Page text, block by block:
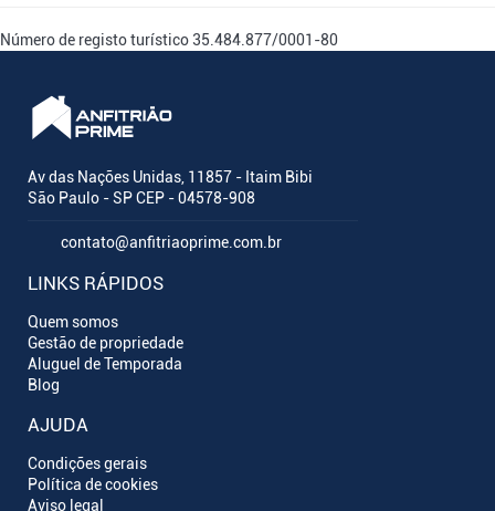
Número de registo turístico 35.484.877/0001-80
Av das Nações Unidas, 11857 - Itaim Bibi
São Paulo - SP CEP - 04578-908
contato@anfitriaoprime.com.br
LINKS RÁPIDOS
Quem somos
Gestão de propriedade
Aluguel de Temporada
Blog
AJUDA
Condições gerais
Política de cookies
Aviso legal